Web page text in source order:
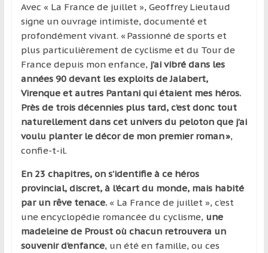
Avec « La France de juillet », Geoffrey Lieutaud
signe un ouvrage intimiste, documenté et
profondément vivant. « Passionné de sports et
plus particulièrement de cyclisme et du Tour de
France depuis mon enfance, j’ai vibré dans les
années 90 devant les exploits de Jalabert,
Virenque et autres Pantani qui étaient mes héros.
Près de trois décennies plus tard, c’est donc tout
naturellement dans cet univers du peloton que j’ai
voulu planter le décor de mon premier roman »,
confie-t-il.
En 23 chapitres, on s’identifie à ce héros
provincial, discret, à l’écart du monde, mais habité
par un rêve tenace.« La France de juillet », c’est
une encyclopédie romancée du cyclisme, une
madeleine de Proust où chacun retrouvera un
souvenir d’enfance, un été en famille, ou ces